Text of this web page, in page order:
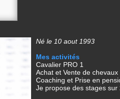
Né le 10 aout 1993
Mes activités
Cavalier PRO 1
Achat et Vente de chevaux
Coaching et Prise en
Je propose des stages